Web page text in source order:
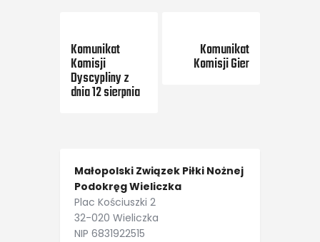
Komunikat
Komisji
Dyscypliny z
dnia 12 sierpnia
Komunikat
Komisji Gier
Małopolski Związek Piłki Nożnej
Podokręg Wieliczka
Plac Kościuszki 2
32-020 Wieliczka
NIP 6831922515